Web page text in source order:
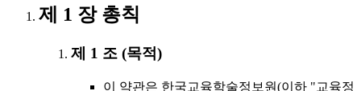
제 1 장 총칙
제 1 조 (목적)
이 약관은 한국교육학술정보원(이하 "교육정